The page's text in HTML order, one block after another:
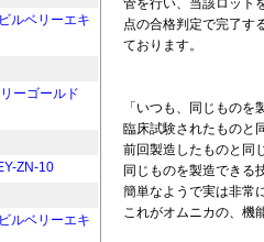
管を行い、当該ロット
点の合格判定で完了す
ております。
「いつも、同じものを
臨床試験されたものと
前回製造したものと同
同じものを製造できる
簡単なようで実は非常
これがオムニカの、機
ルベリーエキ
ーゴールド
ZN-10
ルベリーエキ